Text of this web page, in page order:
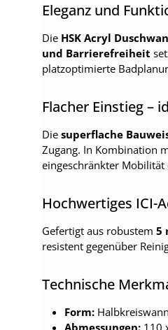
Eleganz und
Die HSK Acryl
und Barrierefreiheit
platzoptimierte
Flacher Einstieg –
Die superflache
Zugang. In Kombination
eingeschränkter Mobilität
Hochwertiges ICI-
Gefertigt aus robustem 5
resistent gegenüber
Technische
Form: